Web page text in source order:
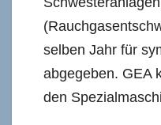
selben Jahr für
abgegeben. GEA
den